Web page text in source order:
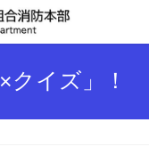
イズ」！